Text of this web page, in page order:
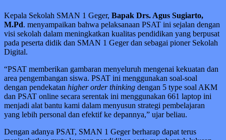
Kepala Sekolah SMAN 1 Geger, Bapak Drs. Agus Sugiarto,
M.Pd. menyampaikan bahwa pelaksanaan PSAT ini sejalan dengan
visi sekolah dalam meningkatkan kualitas pendidikan yang berpusat
pada peserta didik dan SMAN 1 Geger dan sebagai pioner Sekolah
Digital.
“PSAT memberikan gambaran menyeluruh mengenai kekuatan dan
area pengembangan siswa. PSAT ini menggunakan soal-soal
dengan pendekatan higher order thinking dengan 5 type soal AKM
dan PSAT online secara serentak ini menggunakan 661 laptop ini
menjadi alat bantu kami dalam menyusun strategi pembelajaran
yang lebih personal dan efektif ke depannya,” ujar beliau.
Dengan adanya PSAT, SMAN 1 Geger berharap dapat terus